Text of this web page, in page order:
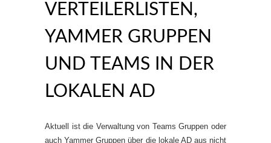
VERTEILERLISTEN,
YAMMER GRUPPEN
UND TEAMS IN DER
LOKALEN AD
Aktuell ist die Verwaltung von Teams Gruppen oder
auch Yammer Gruppen über die lokale AD aus nicht